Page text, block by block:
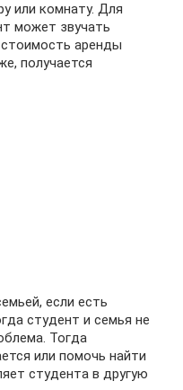
или комнату. Для
может звучать
аренды
получается
если есть
студент и семья не
Тогда
или помочь найти
студента в другую